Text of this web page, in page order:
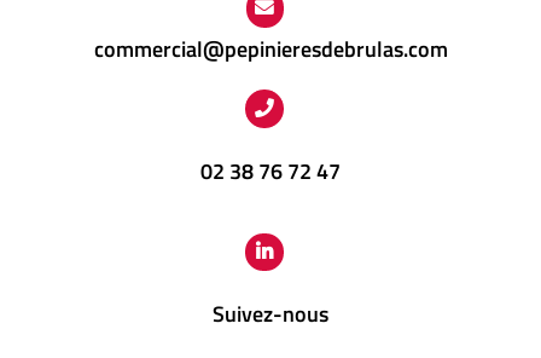
commercial@pepinieresdebrulas.com
02 38 76 72 47
Suivez-nous